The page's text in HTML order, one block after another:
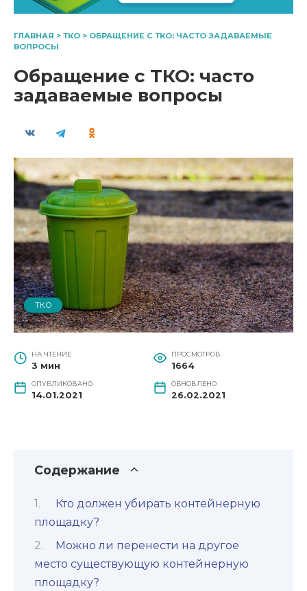
ГЛАВНАЯ > ТКО > ОБРАЩЕНИЕ С ТКО: ЧАСТО ЗАДАВАЕМЫЕ
ВОПРОСЫ
Обращение с ТКО: часто
задаваемые вопросы
ТКО
НА ЧТЕНИЕ
3 мин
ПРОСМОТРОВ
1664
ОПУБЛИКОВАНО
14.01.2021
ОБНОВЛЕНО
26.02.2021
Содержание
Кто должен убирать контейнерную
площадку?
Можно ли перенести на другое
место существующую контейнерную
площадку?